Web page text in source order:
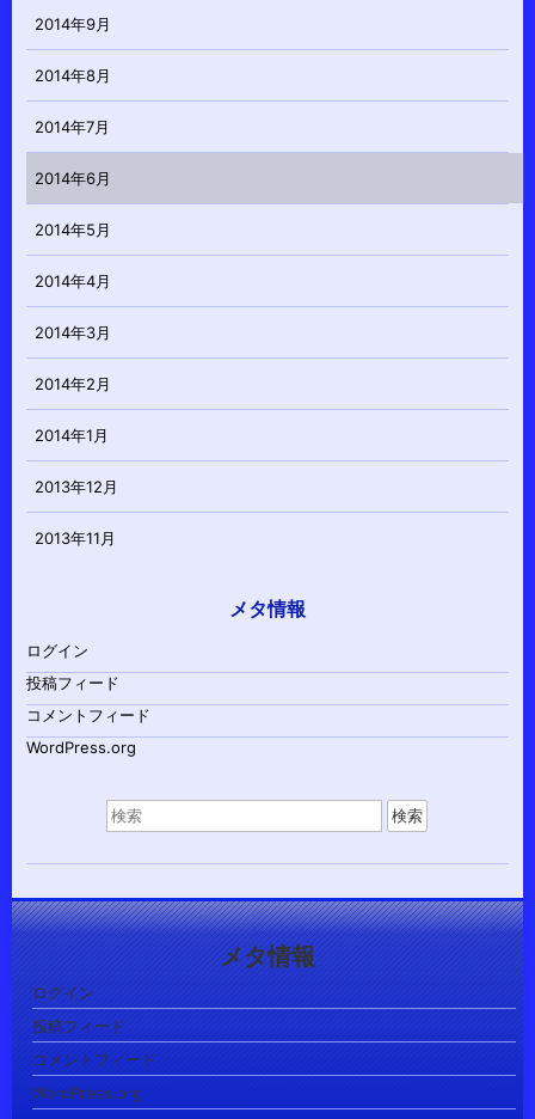
2014年9月
2014年8月
2014年7月
2014年6月
2014年5月
2014年4月
2014年3月
2014年2月
2014年1月
2013年12月
2013年11月
メタ情報
ログイン
投稿フィード
コメントフィード
WordPress.org
索
象:
メタ情報
ログイン
投稿フィード
コメントフィード
WordPress.org